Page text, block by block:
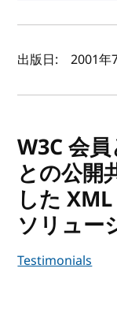
著者と公
出版日: 2001年
W3C 会
との公開
した
ソリュー
Testimonials